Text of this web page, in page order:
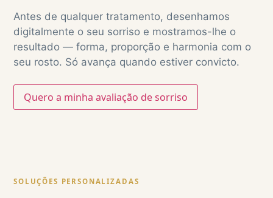
Antes de qualquer tratamento, desenhamos
digitalmente o seu sorriso e mostramos-lhe o
resultado — forma, proporção e harmonia com o
seu rosto. Só avança quando estiver convicto.
Quero a minha avaliação de sorriso
SOLUÇÕES PERSONALIZADAS